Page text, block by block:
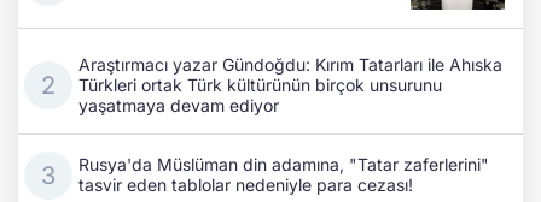
Araştırmacı yazar Gündoğdu: Kırım Tatarları ile Ahıska
Türkleri ortak Türk kültürünün birçok unsurunu
yaşatmaya devam ediyor
Rusya'da Müslüman din adamına, "Tatar zaferlerini"
tasvir eden tablolar nedeniyle para cezası!